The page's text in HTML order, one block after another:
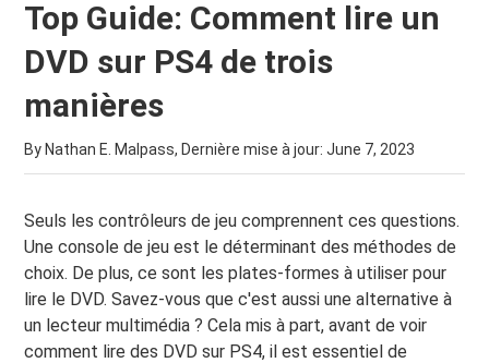
Top Guide: Comment lire un
DVD sur PS4 de trois
manières
By Nathan E. Malpass, Dernière mise à jour:June 7, 2023
Seuls les contrôleurs de jeu comprennent ces questions.
Une console de jeu est le déterminant des méthodes de
choix. De plus, ce sont les plates-formes à utiliser pour
lire le DVD. Savez-vous que c'est aussi une alternative à
un lecteur multimédia ? Cela mis à part, avant de voir
comment lire des DVD sur PS4, il est essentiel de